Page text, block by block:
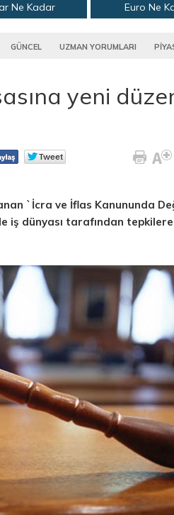
Ne Kadar Euro Ne
GÜNCEL UZMAN YORUMLARI
yeni
`İcra ve İflas Kanununda
iş dünyası tarafından